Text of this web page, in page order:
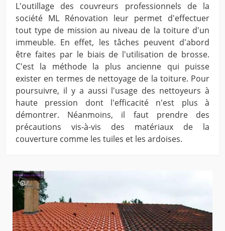
L'outillage des couvreurs professionnels de la
société ML Rénovation leur permet d'effectuer
tout type de mission au niveau de la toiture d'un
immeuble. En effet, les tâches peuvent d'abord
être faites par le biais de l'utilisation de brosse.
C'est la méthode la plus ancienne qui puisse
exister en termes de nettoyage de la toiture. Pour
poursuivre, il y a aussi l'usage des nettoyeurs à
haute pression dont l'efficacité n'est plus à
démontrer. Néanmoins, il faut prendre des
précautions vis-à-vis des matériaux de la
couverture comme les tuiles et les ardoises.